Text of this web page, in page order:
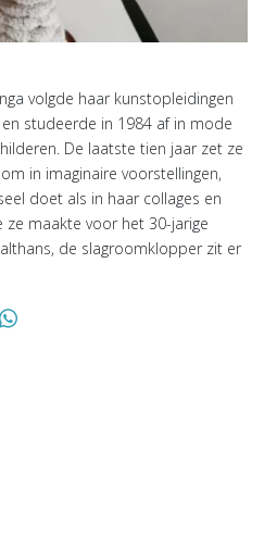
volgde haar kunstopleidingen
studeerde in 1984 af in mode
De laatste tien jaar zet ze
in imaginaire voorstellingen,
doet als in haar collages en
ze maakte voor het 30-jarige
althans, de slagroomklopper zit er